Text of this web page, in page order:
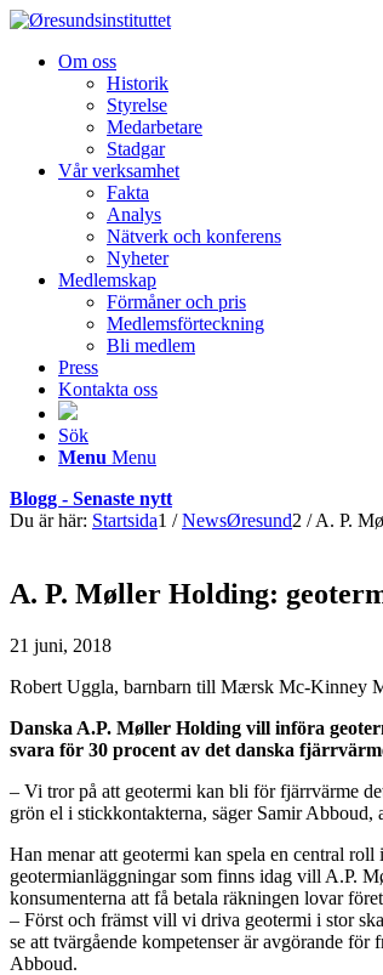
Om oss
Historik
Styrelse
Medarbetare
Stadgar
Vår verksamhet
Fakta
Analys
Nätverk och konferens
Nyheter
Medlemskap
Förmåner och pris
Medlemsförteckning
Bli medlem
Press
Kontakta oss
Sök
Menu Menu
Blogg - Senaste nytt
Du är här: Startsida1 / NewsØresund2 / A. P.
A. P. Møller Holding:
21 juni, 2018
Robert Uggla, barnbarn till Mærsk Mc-Kinney
Danska A.P. Møller Holding vill införa
svara för 30 procent av det danska
– Vi tror på att geotermi kan bli för fjärrvärme
grön el i stickkontakterna, säger Samir
Han menar att geotermi kan spela en central
geotermianläggningar som finns idag vill A.P.
konsumenterna att få betala räkningen lovar
– Först och främst vill vi driva geotermi i stor
se att tvärgående kompetenser är avgörande
Abboud.